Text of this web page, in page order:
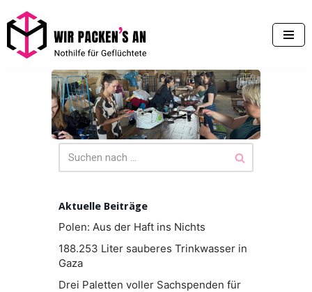
Zum
Inhalt
Aktuelle Beiträge
Polen: Aus der Haft ins Nichts
188.253 Liter sauberes Trinkwasser in
Gaza
Drei Paletten voller Sachspenden für